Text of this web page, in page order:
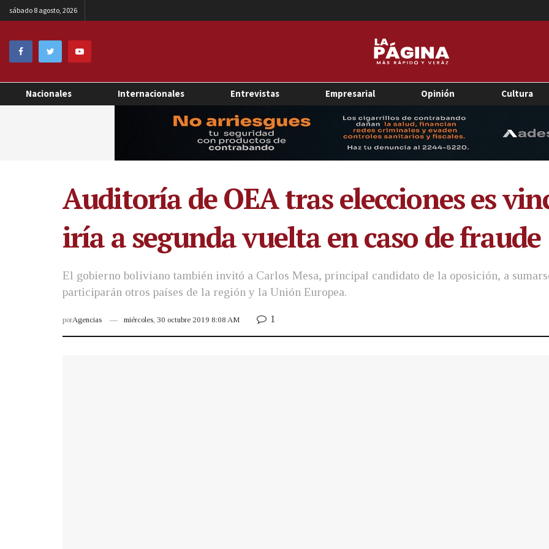
sábado 8 agosto, 2026
Nacionales Internacionales Entrevistas Empresarial Opinión Cultura
Auditoría de OEA tras elecciones es
iría a segunda vuelta en caso de fraude
El gobierno boliviano también invitó a Carlos Mesa, principal candidato de la oposición, a
participarán otros países de la región y la Unión Europea.
porAgencias miércoles, 30 octubre 2019 8:08 AM 1